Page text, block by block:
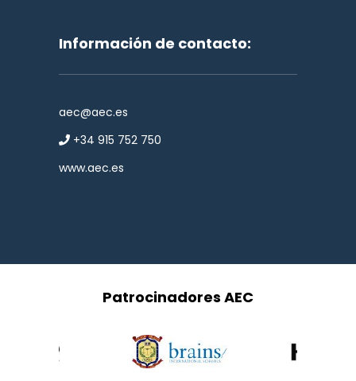
Información de contacto:
aec@aec.es
+34 915 752 750
www.aec.es
Patrocinadores AEC